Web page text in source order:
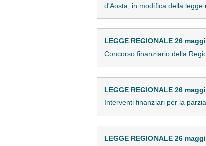
d'Aosta, in modifica della
LEGGE REGIONALE 26
Concorso finanziario della
LEGGE REGIONALE 26
Interventi finanziari per la
LEGGE REGIONALE 26